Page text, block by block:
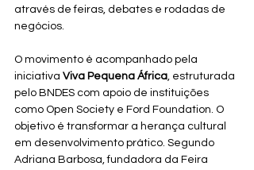
através de feiras, debates e rodadas de
negócios.
O movimento é acompanhado pela
iniciativa Viva Pequena África, estruturada
pelo BNDES com apoio de instituições
como Open Society e Ford Foundation. O
objetivo é transformar a herança cultural
em desenvolvimento prático. Segundo
Adriana Barbosa, fundadora da Feira